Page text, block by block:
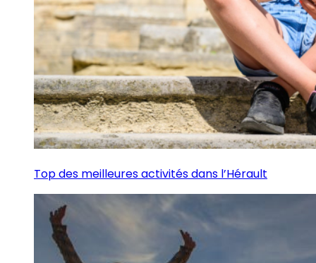
Top des meilleures activités dans l’Hérault